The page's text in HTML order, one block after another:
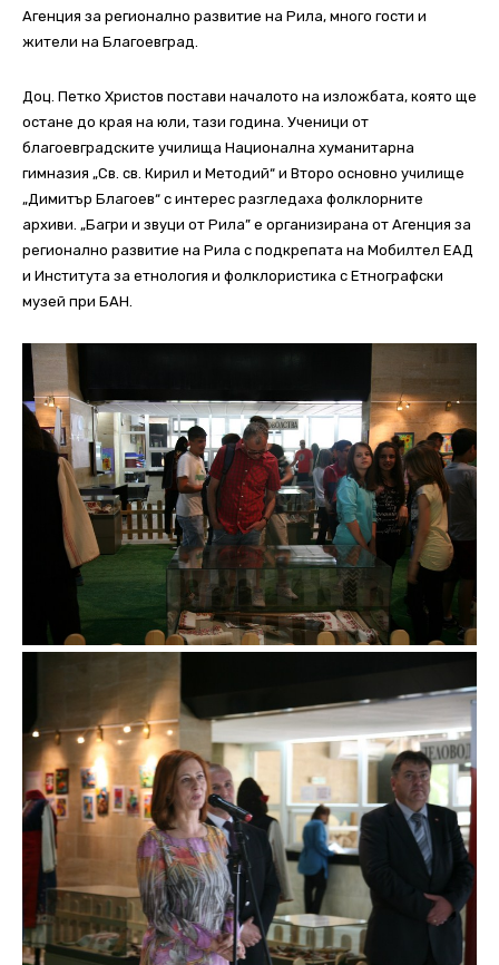
Агенция за регионално развитие на Рила, много гости и
жители на Благоевград.
Доц. Петко Христов постави началото на изложбата, която ще
остане до края на юли, тази година. Ученици от
благоевградските училища Национална хуманитарна
гимназия „Св. св. Кирил и Методий“ и Второ основно училище
„Димитър Благоев“ с интерес разгледаха фолклорните
архиви. „Багри и звуци от Рила” е организирана от Агенция за
регионално развитие на Рила с подкрепата на Мобилтел ЕАД
и Института за етнология и фолклористика с Етнографски
музей при БАН.